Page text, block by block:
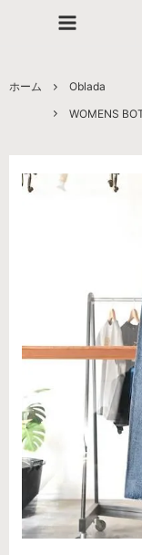
ホーム
Oblada
WOMENS